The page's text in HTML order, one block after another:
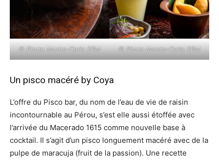
© Photo Monte-Carlo SBM © Photo Monte-Carlo SBM
Un pisco macéré by Coya
L’offre du Pisco bar, du nom de l’eau de vie de raisin
incontournable au Pérou, s’est elle aussi étoffée avec
l’arrivée du Macerado 1615 comme nouvelle base à
cocktail. Il s’agit d’un pisco longuement macéré avec de la
pulpe de maracuja (fruit de la passion). Une recette